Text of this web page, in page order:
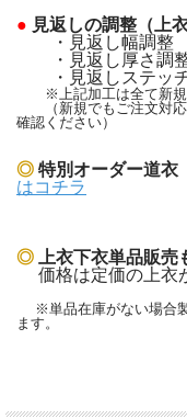
● 見返しの調整（上
・見返し幅調
・見返し厚さ
・見返しステッ
※上記加工は全て新規
（新規でもご注文対
確認ください）
◎ 特別オーダー
はコチラ
◎
上衣下衣単品販
価格は定価の上衣
※単品在庫がない場合
ます。